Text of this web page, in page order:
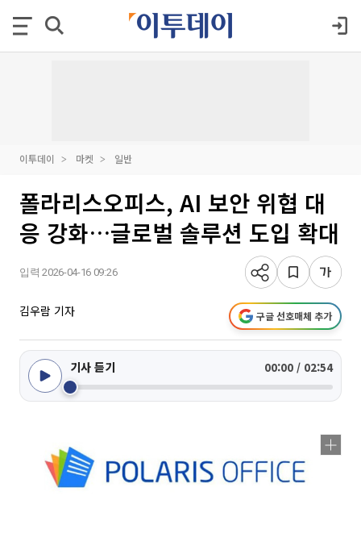
이투데이 마켓 일반
폴라리스오피스, AI 보안 위협 대
응 강화…글로벌 솔루션 도입 확대
입력 2026-04-16 09:26
김우람 기자 구글 선호매체 추가
기사 듣기 00:00 / 02:54